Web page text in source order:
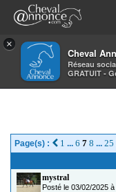
×
Cheval
Réseau
GRATUIT -
>Vos photos et vidéos
UNE RELÈVE
Page(s) : 1 ... 6 7 8 ... 25
mystral
Posté le 03/02/2025